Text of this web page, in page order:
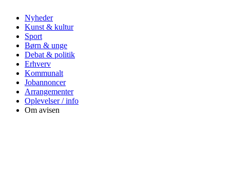
Nyheder
Kunst & kultur
Sport
Børn & unge
Debat & politik
Erhverv
Kommunalt
Jobannoncer
Arrangementer
Oplevelser / info
Om avisen